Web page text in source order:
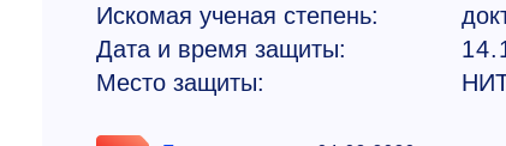
Искомая ученая степень:
Дата и время защиты:
Место защиты: